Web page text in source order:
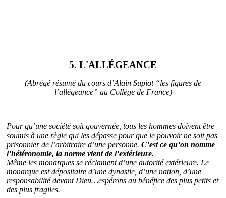
5. L'ALLÉGEANCE
(Abrégé résumé du cours d’Alain Supiot “les figures de
l’allégeance” au Collège de France)
Pour qu’une société soit gouvernée, tous les hommes doivent être
soumis à une règle qui les dépasse pour que le pouvoir ne soit pas
prisonnier de l’arbitraire d’une personne. C’est ce qu’on nomme
l’hétéronomie, la norme vient de l’extérieure.
Même les monarques se réclament d’une autorité extérieure. Le
monarque est dépositaire d’une dynastie, d’une nation, d’une
responsabilité devant Dieu…espérons au bénéfice des plus petits et
des plus fragiles.